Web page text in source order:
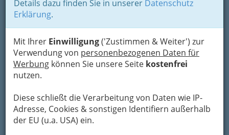
Details dazu finden Sie in unserer Datenschutz
Erklärung.
Mit Ihrer Einwilligung('Zustimmen & Weiter') zur
Verwendung von personenbezogenen Daten für
Werbung können Sie unsere Seite kostenfrei
nutzen.
Diese schließt die Verarbeitung von Daten wie IP-
Adresse, Cookies & sonstigen Identifiern außerhalb
der EU (u.a. USA) ein.
wunderschöne
„Honeymoon“-Suiten mit
einem Hochzeitspaket
inklusive Romantik-
Programm
Honeymoon
wie im Himmel